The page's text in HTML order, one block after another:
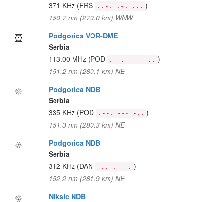
371 KHz (FRS ..-. .-. ... )
150.7 nm (279.0 km) WNW
Podgorica VOR-DME
Serbia
113.00 MHz (POD .--. --- -.. )
151.2 nm (280.1 km) NE
Podgorica NDB
Serbia
335 KHz (POD .--. --- -.. )
151.3 nm (280.3 km) NE
Podgorica NDB
Serbia
312 KHz (DAN -.. .- -. )
152.2 nm (281.9 km) NE
Niksic NDB